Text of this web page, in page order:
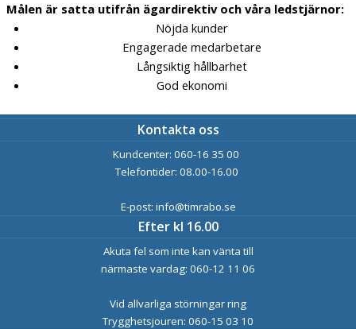
Målen är satta utifrån ägardirektiv och våra ledstjärnor:
Nöjda kunder
Engagerade medarbetare
Långsiktig hållbarhet
God ekonomi
Kontakta oss
Kundcenter: 060-16 35 00
Telefontider: 08.00-16.00
E-post: info@timrabo.se
Efter kl 16.00
Akuta fel som inte kan vänta till
närmaste vardag: 060-12 11 06
Vid allvarliga störningar ring
Trygghetsjouren: 060-15 03 10